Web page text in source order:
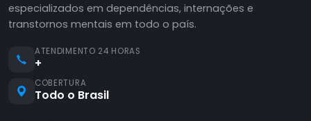
especializados em dependências, internações e
transtornos mentais em todo o país.
ATENDIMENTO 24 HORAS
+
COBERTURA
Todo o Brasil